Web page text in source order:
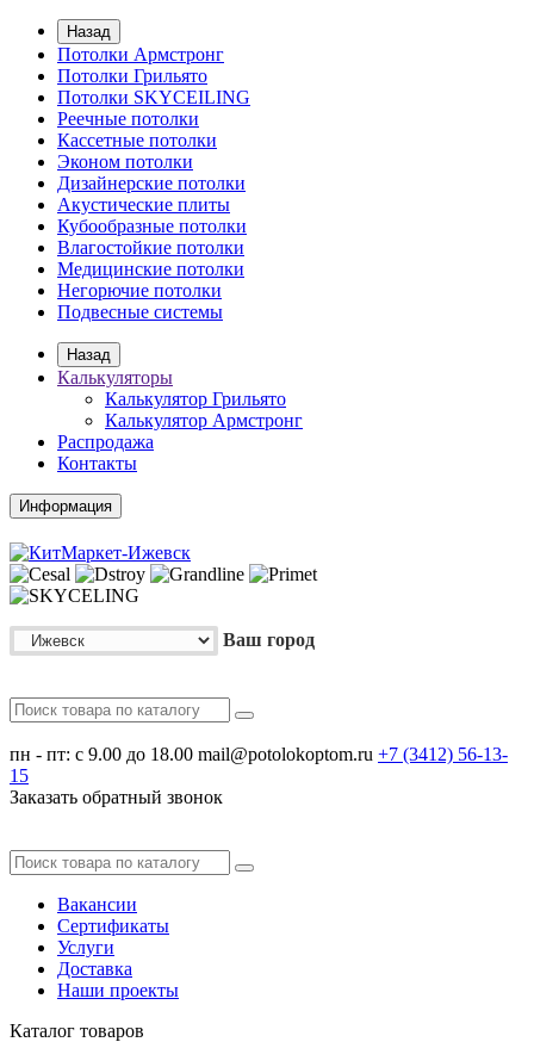
Назад
Потолки Армстронг
Потолки Грильято
Потолки SKYCEILING
Реечные потолки
Кассетные потолки
Эконом потолки
Дизайнерские потолки
Акустические плиты
Кубообразные потолки
Влагостойкие потолки
Медицинские потолки
Негорючие потолки
Подвесные системы
Назад
Калькуляторы
Калькулятор Грильято
Калькулятор Армстронг
Распродажа
Контакты
Информация
Ваш город
пн - пт: с 9.00 до 18.00 mail@potolokoptom.ru +7 (3412) 56-13-
15
Заказать обратный звонок
Вакансии
Сертификаты
Услуги
Доставка
Наши проекты
Каталог товаров